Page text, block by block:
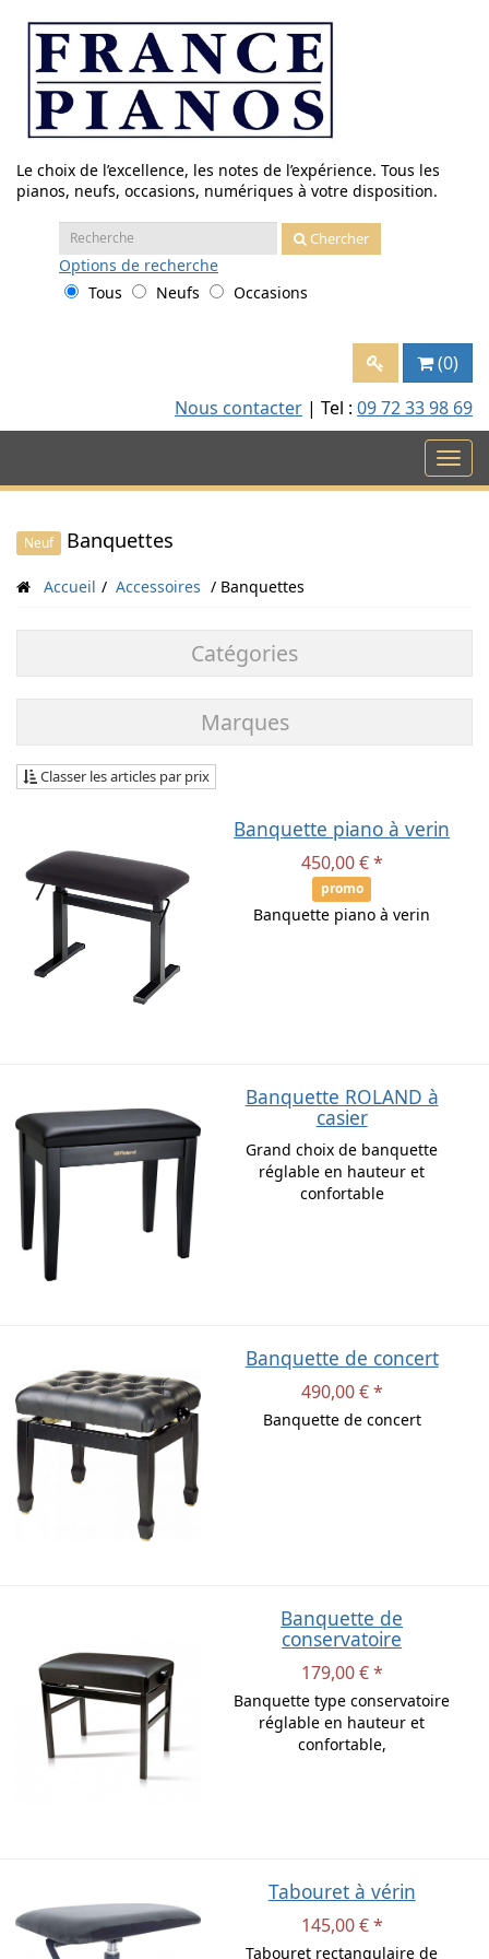
contenu
Le choix de l’excellence, les notes de l’expérience. Tous les
pianos, neufs, occasions, numériques à votre disposition.
Recherche
:
Chercher
Options de recherche
Tous
Neufs Occasions
(0)
Nous contacter | Tel : 09 72 33 98 69
Neuf Banquettes
Accueil Accessoires Banquettes
Catégories
Marques
Classer les articles par prix
Banquette piano à verin
450,00 € *
promo
Banquette piano à verin
Banquette ROLAND à
casier
Grand choix de banquette
réglable en hauteur et
confortable
Banquette de concert
490,00 € *
Banquette de concert
Banquette de
conservatoire
179,00 € *
Banquette type conservatoire
réglable en hauteur et
confortable,
Tabouret à vérin
145,00 € *
Tabouret rectangulaire de